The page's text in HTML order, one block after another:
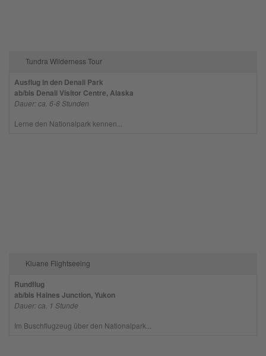
Tundra Wilderness Tour
Ausflug in den Denali Park
ab/bis Denali Visitor Centre, Alaska
Dauer: ca. 6-8 Stunden
Lerne den Nationalpark kennen...
Kluane Flightseeing
Rundflug
ab/bis Haines Junction, Yukon
Dauer: ca. 1 Stunde
Im Buschflugzeug über den Nationalpark...